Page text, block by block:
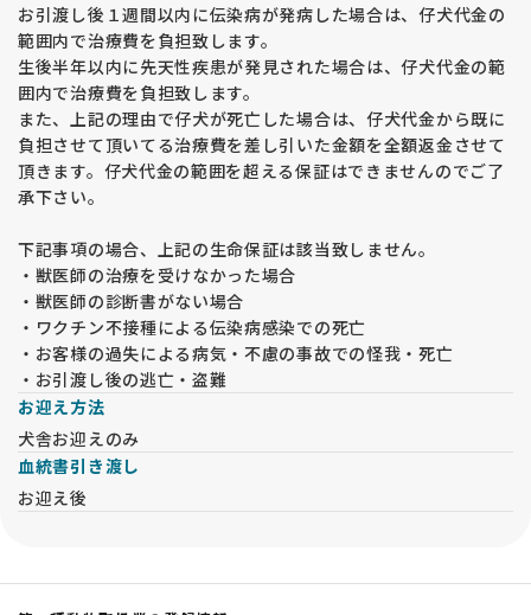
お引渡し後１週間以内に伝染病が発病した場合は、仔犬代金の
範囲内で治療費を負担致します。
生後半年以内に先天性疾患が発見された場合は、仔犬代金の範
囲内で治療費を負担致します。
また、上記の理由で仔犬が死亡した場合は、仔犬代金から既に
負担させて頂いてる治療費を差し引いた金額を全額返金させて
頂きます。仔犬代金の範囲を超える保証はできませんのでご了
承下さい。
下記事項の場合、上記の生命保証は該当致しません。
・獣医師の治療を受けなかった場合
・獣医師の診断書がない場合
・ワクチン不接種による伝染病感染での死亡
・お客様の過失による病気・不慮の事故での怪我・死亡
・お引渡し後の逃亡・盗難
お迎え方法
犬舎お迎えのみ
血統書引き渡し
お迎え後